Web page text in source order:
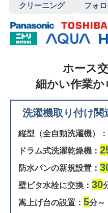
クリーニング
フォ
ホース
細かい作業
洗濯機取り付け関
縦型（全自動洗濯機）：
ドラム式洗濯乾燥機：
防水パンの新規設置：
壁ピタ水栓に交換： 30
嵩上げ台の設置： 5分～